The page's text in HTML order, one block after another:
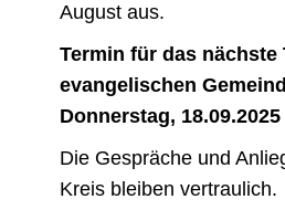
August aus.
Termin für das nächste
evangelischen
Donnerstag,
Die Gespräche und
Kreis bleiben vertraulich.